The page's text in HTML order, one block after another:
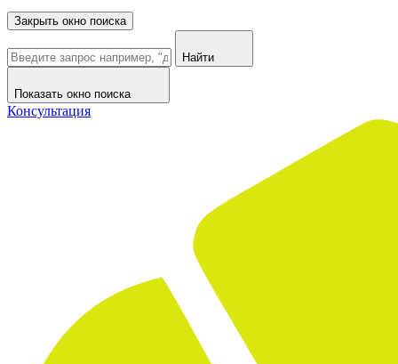
Закрыть окно поиска
Найти
Показать окно поиска
Консультация